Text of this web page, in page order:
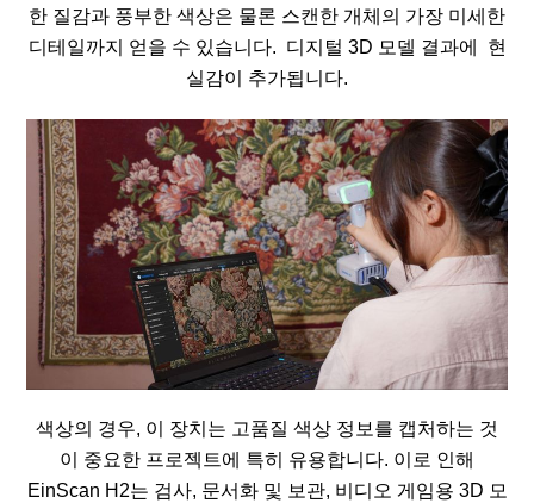
한 질감과 풍부한 색상은 물론 스캔한 개체의 가장 미세한
디테일까지 얻을 수 있습니다. 디지털 3D 모델 결과에 현
실감이 추가됩니다.
색상의 경우, 이 장치는 고품질 색상 정보를 캡처하는 것
이 중요한 프로젝트에 특히 유용합니다. 이로 인해
EinScan H2는 검사, 문서화 및 보관, 비디오 게임용 3D 모